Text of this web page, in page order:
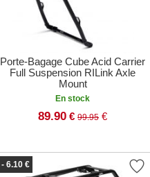
Porte-Bagage Cube Acid Carrier
Full Suspension RILink Axle
Mount
En stock
89.90 € 99.95 €
- 6.10 €